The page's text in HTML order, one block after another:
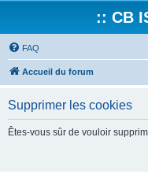
:: CB
FAQ
Accueil du forum
Supprimer les cookies
Êtes-vous sûr de vouloir